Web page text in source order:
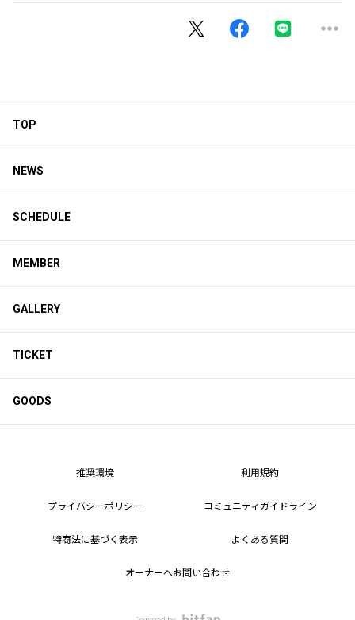
TOP
NEWS
SCHEDULE
MEMBER
GALLERY
TICKET
GOODS
推奨環境 利用規約
プライバシーポリシー コミュニティガイドライン
特商法に基づく表示 よくある質問
オーナーへお問い合わせ